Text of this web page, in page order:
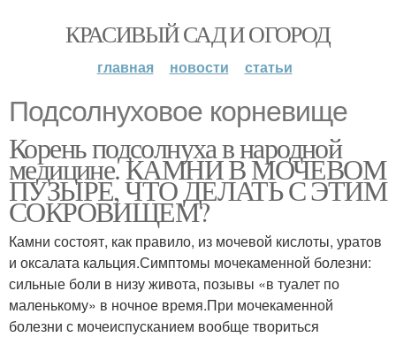
КРАСИВЫЙ САД И ОГОРОД
главная новости статьи
Подсолнуховое корневище
Корень подсолнуха в народной
медицине. КАМНИ В МОЧЕВОМ
ПУЗЫРЕ, ЧТО ДЕЛАТЬ С ЭТИМ
СОКРОВИЩЕМ?
Камни состоят, как правило, из мочевой кислоты, уратов
и оксалата кальция.Симптомы мочекаменной болезни:
сильные боли в низу живота, позывы «в туалет по
маленькому» в ночное время.При мочекаменной
болезни с мочеиспусканием вообще твориться